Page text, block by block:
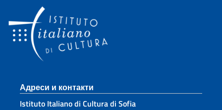
Sezione footer
Адреси и контакти
Istituto Italiano di Cultura di Sofia